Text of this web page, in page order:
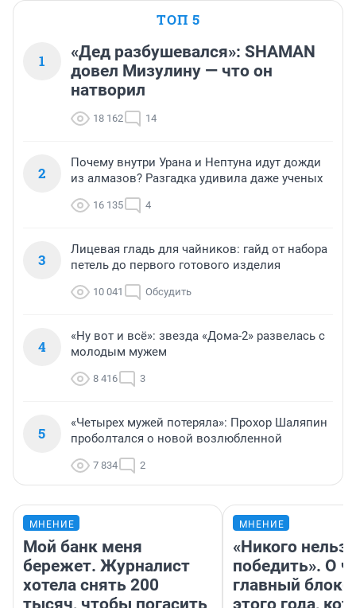
ТОП 5
1
«Дед разбушевался»: SHAMAN
довел Мизулину — что он
натворил
18 162 14
2
Почему внутри Урана и Нептуна идут дожди
из алмазов? Разгадка удивила даже ученых
16 135 4
3
Лицевая гладь для чайников: гайд от набора
петель до первого готового изделия
10 041 Обсудить
4
«Ну вот и всё»: звезда «Дома-2» развелась с
молодым мужем
8 416 3
5
«Четырех мужей потеряла»: Прохор Шаляпин
проболтался о новой возлюбленной
7 834 2
МНЕНИЕ
Мой банк меня
бережет. Журналист
хотела снять 200
тысяч, чтобы погасить
МНЕНИЕ
«Никого нельзя
победить». О
главный
этого года,